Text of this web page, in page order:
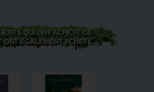
QUI ONT ACHETÉ CE
ONT ÉGALEMENT ACHETÉ...